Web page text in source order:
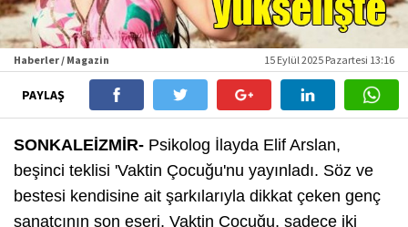
Haberler / Magazin 15 Eylül 2025 Pazartesi 13:16
PAYLAŞ
SONKALEİZMİR- Psikolog İlayda Elif Arslan,
beşinci teklisi 'Vaktin Çocuğu'nu yayınladı. Söz ve
bestesi kendisine ait şarkılarıyla dikkat çeken genç
sanatçının son eseri, Vaktin Çocuğu, sadece iki